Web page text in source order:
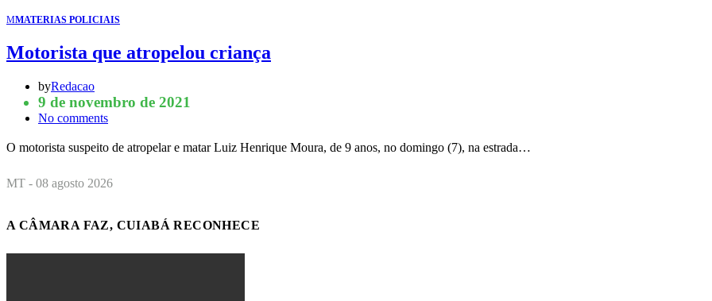
MMATERIAS POLICIAIS
Motorista que atropelou criança
byRedacao
9 de novembro de 2021
No comments
O motorista suspeito de atropelar e matar Luiz Henrique Moura, de 9 anos, no domingo (7), na estrada…
MT - 08 agosto 2026
A CÂMARA FAZ, CUIABÁ RECONHECE